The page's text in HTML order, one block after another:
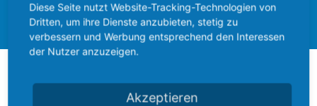
Forum
Über das FordBoard
Diese Seite nutzt Website-Tracking-Technologien von
Dritten, um ihre Dienste anzubieten, stetig zu
verbessern und Werbung entsprechend den Interessen
der Nutzer anzuzeigen.
Akzeptieren